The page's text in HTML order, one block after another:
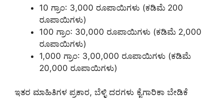
10 ಗ್ರಾಂ: 3,000 ರೂಪಾಯಿಗಳು (ಕಡಿಮೆ 200
ರೂಪಾಯಿಗಳು)
100 ಗ್ರಾಂ: 30,000 ರೂಪಾಯಿಗಳು (ಕಡಿಮೆ 2,000
ರೂಪಾಯಿಗಳು)
1,000 ಗ್ರಾಂ: 3,00,000 ರೂಪಾಯಿಗಳು (ಕಡಿಮೆ
20,000 ರೂಪಾಯಿಗಳು)
ಇತರ ಮಾಹಿತಿಗಳ ಪ್ರಕಾರ, ಬೆಳ್ಳಿ ದರಗಳು ಕೈಗಾರಿಕಾ ಬೇಡಿಕೆ